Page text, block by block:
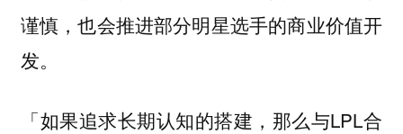
谨慎，也会推进部分明星选手的商业价值开
发。
「如果追求长期认知的搭建，那么与LPL合